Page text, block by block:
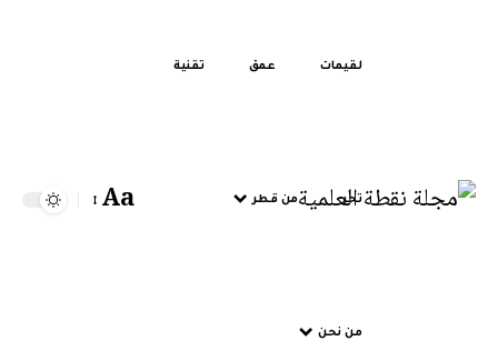
لقيمات عمق تقنية
تحر من قطر
من نحن
Aa